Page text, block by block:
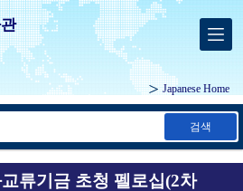
Japanese Home
검색
류기금 초청 펠로십(2차